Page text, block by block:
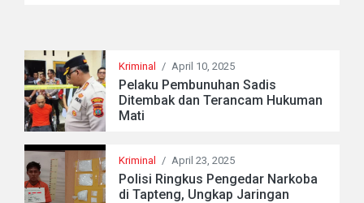
Kriminal / April 10, 2025
Pelaku Pembunuhan Sadis
Ditembak dan Terancam Hukuman
Mati
Kriminal / April 23, 2025
Polisi Ringkus Pengedar Narkoba
di Tapteng, Ungkap Jaringan